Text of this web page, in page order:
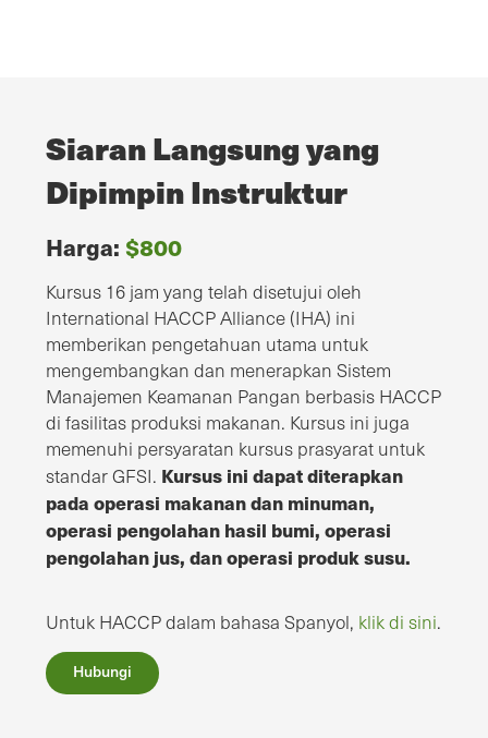
Siaran Langsung yang
Dipimpin Instruktur
Harga: $800
Kursus 16 jam yang telah disetujui oleh
International HACCP Alliance (IHA) ini
memberikan pengetahuan utama untuk
mengembangkan dan menerapkan Sistem
Manajemen Keamanan Pangan berbasis HACCP
di fasilitas produksi makanan. Kursus ini juga
memenuhi persyaratan kursus prasyarat untuk
standar GFSI. Kursus ini dapat diterapkan
pada operasi makanan dan minuman,
operasi pengolahan hasil bumi, operasi
pengolahan jus, dan operasi produk susu.
Untuk HACCP dalam bahasa Spanyol, klik di sini.
Hubungi